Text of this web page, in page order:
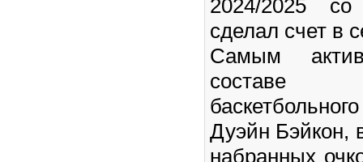
2024/2025
сделал счет в
Самым
составе
Дуэйн Бэйкон,
набранных